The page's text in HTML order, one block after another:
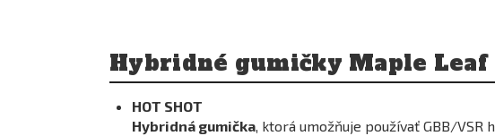
Hybridné gumičky Maple Leaf
HOT SHOT
Hybridná gumička, ktorá umožňuje používať GBB/